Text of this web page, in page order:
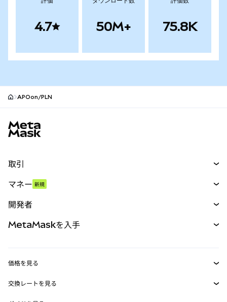
4.7 50M+ 75.8K
APOon/PLN
取引
パーペチュアル
RWA
マネー 新規
開発者
MetaMask Connect
MetaMaskを入手
価格を見る
イーサリアムの価格
交換レートを見る